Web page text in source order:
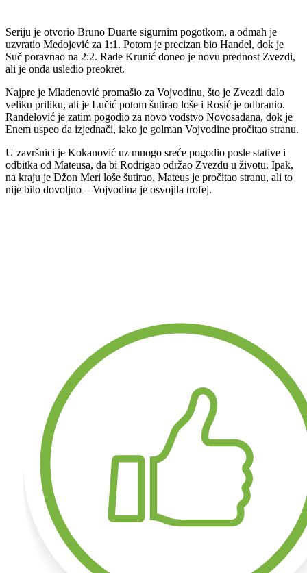
Seriju je otvorio Bruno Duarte sigurnim pogotkom, a odmah je
uzvratio Medojević za 1:1. Potom je precizan bio Handel, dok je
Suč poravnao na 2:2. Rade Krunić doneo je novu prednost Zvezdi,
ali je onda usledio preokret.
Najpre je Mladenović promašio za Vojvodinu, što je Zvezdi dalo
veliku priliku, ali je Lučić potom šutirao loše i Rosić je odbranio.
Ranđelović je zatim pogodio za novo vođstvo Novosađana, dok je
Enem uspeo da izjednači, iako je golman Vojvodine pročitao stranu.
U završnici je Kokanović uz mnogo sreće pogodio posle stative i
odbitka od Mateusa, da bi Rodrigao održao Zvezdu u životu. Ipak,
na kraju je Džon Meri loše šutirao, Mateus je pročitao stranu, ali to
nije bilo dovoljno – Vojvodina je osvojila trofej.